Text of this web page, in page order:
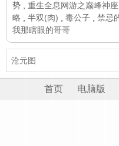
势
重生全息网游之巅峰神座
略
半双(肉) 毒公子 禁忌
我那瞎眼的哥哥
首页 电脑版